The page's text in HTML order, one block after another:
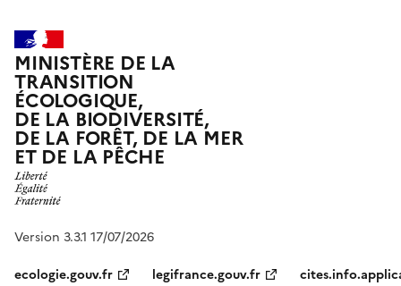
MINISTÈRE DE LA
TRANSITION
ÉCOLOGIQUE,
DE LA BIODIVERSITÉ,
DE LA FORÊT, DE LA MER
ET DE LA PÊCHE
Version 3.3.1 17/07/2026
ecologie.gouv.fr
legifrance.gouv.fr